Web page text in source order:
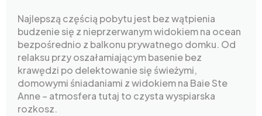
Najlepszą częścią pobytu jest bez wątpienia
budzenie się z nieprzerwanym widokiem na ocean
bezpośrednio z balkonu prywatnego domku. Od
relaksu przy oszałamiającym basenie bez
krawędzi po delektowanie się świeżymi,
domowymi śniadaniami z widokiem na Baie Ste
Anne – atmosfera tutaj to czysta wyspiarska
rozkosz.